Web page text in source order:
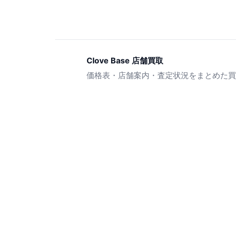
Clove Base 店舗買取
価格表・店舗案内・査定状況をまとめた買